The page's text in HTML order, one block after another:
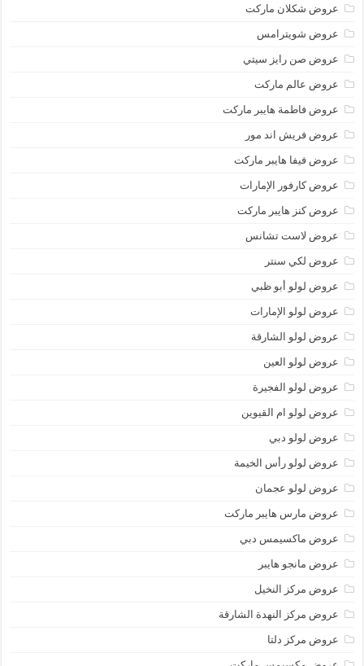
عروض شكلان ماركت
عروض شويترامس
عروض صن رايز سيتي
عروض عالم ماركت
عروض فاطمة هايبر ماركت
عروض فريش اند مور
عروض فيفا هايبر ماركت
عروض كارفور الإمارات
عروض كنز هايبر ماركت
عروض لاست تشانس
عروض لكي سنتر
عروض لولو أبو ظبي
عروض لولو الإمارات
عروض لولو الشارقة
عروض لولو العين
عروض لولو الفجيرة
عروض لولو ام القيوين
عروض لولو دبي
عروض لولو رأس الخيمة
عروض لولو عجمان
عروض مارس هايبر ماركت
عروض ماكسيمس دبي
عروض مانجو هايبر
عروض مركز النخيل
عروض مركز النهدة الشارقة
عروض مركز دلتا